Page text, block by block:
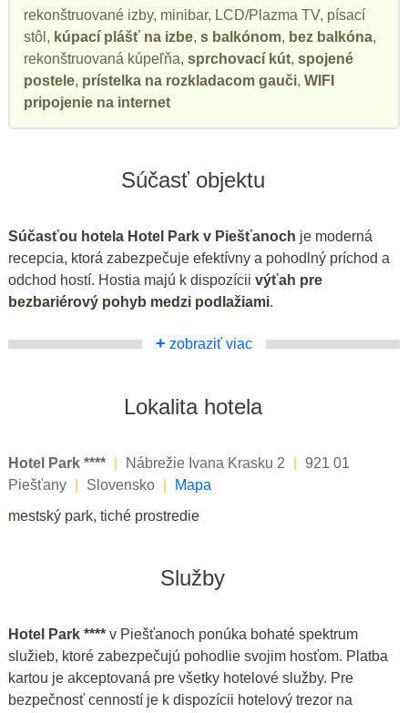
rekonštruované izby, minibar, LCD/Plazma TV, písací
stôl, kúpací plášť na izbe, s balkónom, bez balkóna,
rekonštruovaná kúpeľňa, sprchovací kút, spojené
postele, prístelka na rozkladacom gauči, WIFI
pripojenie na internet
Súčasť objektu
Súčasťou hotela Hotel Park v Piešťanoch je moderná
recepcia, ktorá zabezpečuje efektívny a pohodlný príchod a
odchod hostí. Hostia majú k dispozícii výťah pre
bezbariérový pohyb medzi podlažiami.
+ zobraziť viac
Lokalita hotela
Hotel Park **** Nábrežie Ivana Krasku 2
921 01
Piešťany
Slovensko
Mapa
mestský park, tiché prostredie
Služby
Hotel Park **** v Piešťanoch ponúka bohaté spektrum
služieb, ktoré zabezpečujú pohodlie svojim hosťom. Platba
kartou je akceptovaná pre všetky hotelové služby. Pre
bezpečnosť cenností je k dispozícii hotelový trezor na